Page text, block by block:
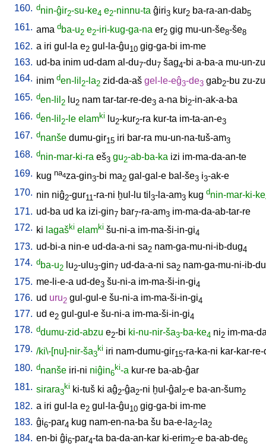
160. dnin-ĝir2-su-ke4 e2-ninnu-ta ĝiri3 kur2 ba-ra-an-dab5
161. ama dba-u2 e2-iri-kug-ga-na er2 gig mu-un-še8-še8
162. a iri gul-la e2 gul-la-ĝu10 gig-ga-bi im-me
163. ud-ba inim ud-dam al-du7-du7 šag4-bi a-ba-a mu-un-zu
164. inim den-lil 2-la2 zid-da-aš gel-le-eĝ3-de3 gab2-bu zu-
165. den-lil 2 lu2 nam tar-tar-re-de3 a-na bi2-in-ak-a-ba
166. den-lil 2-le elamki lu2-kur2-ra kur-ta im-ta-an-e3
167. dnanše dumu-gir15 iri bar-ra mu-un-na-tuš-am3
168. dnin-mar-ki-ra eš3 gu2-ab-ba-ka izi im-ma-da-an-te
169. kug na4za-gin3-bi ma2 gal-gal-e bal-še3 i3-ak-e
170. nin niĝ2-gur11-ra-ni ḫul-lu til 3-la-am3 kug dnin-mar-ki-ke
171. ud-ba ud ka izi-gin7 bar7-ra-am3 im-ma-da-ab-tar-re
172. ki lagaški elamki šu-ni-a im-ma-ši-in-gi4
173. ud-bi-a nin-e ud-da-a-ni sa2 nam-ga-mu-ni-ib-dug4
174. dba-u2 lu2-ulu3-gin7 ud-da-a-ni sa2 nam-ga-mu-ni-ib-
175. me-li-e-a ud-de3 šu-ni-a im-ma-ši-in-gi4
176. ud uru2 gul-gul-e šu-ni-a im-ma-ši-in-gi4
177. ud e2 gul-gul-e šu-ni-a im-ma-ši-in-gi4
178. ddumu-zid-abzu e2-bi ki-nu-nir-ša3-ba-ke4 ni2 im-ma-
179. /ki\-[nu]-nir-ša3
ki iri nam-dumu-gir15-ra-ka-ni kar-kar-re-
180. dnanše iri-ni niĝin6
ki-a kur-re ba-ab-ĝar
181. sirara3
ki ki-tuš ki aĝ2-ĝa2-ni ḫul-ĝal 2-e ba-an-šum2
182. a iri gul-la e2 gul-la-ĝu10 gig-ga-bi im-me
183. ĝi6-par4 kug nam-en-na-ba šu ba-e-la2-la2
184. en-bi ĝi6-par4-ta ba-da-an-kar ki-erim2-e ba-ab-de6